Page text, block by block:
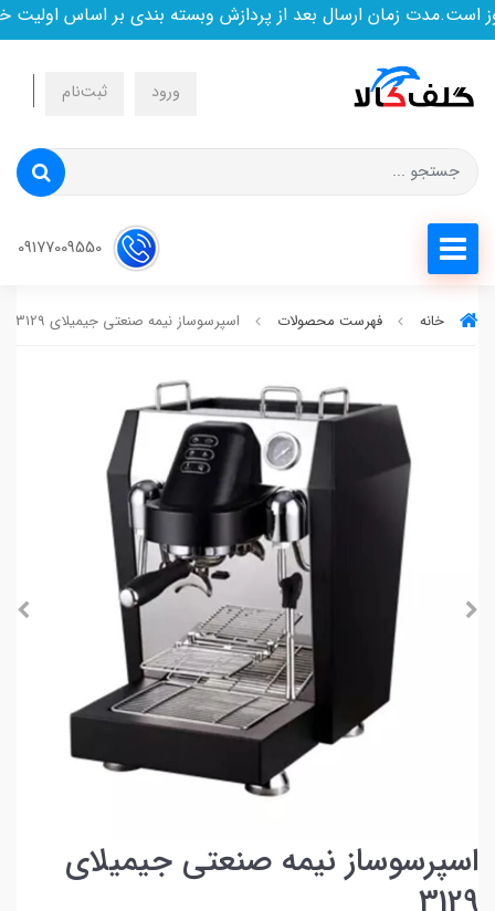
زمان ارسال بعد از پردازش وبسته بندی بر اساس اولیت
ورود ثبت‌نام
خانه فهرست محصولات اسپرسوساز نیمه صنعتی جیمیلای 3129
اسپرسوساز نیمه صنعتی جیمیلای